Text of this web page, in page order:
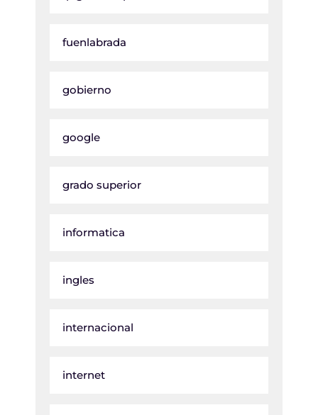
fuenlabrada
gobierno
google
grado superior
informatica
ingles
internacional
internet